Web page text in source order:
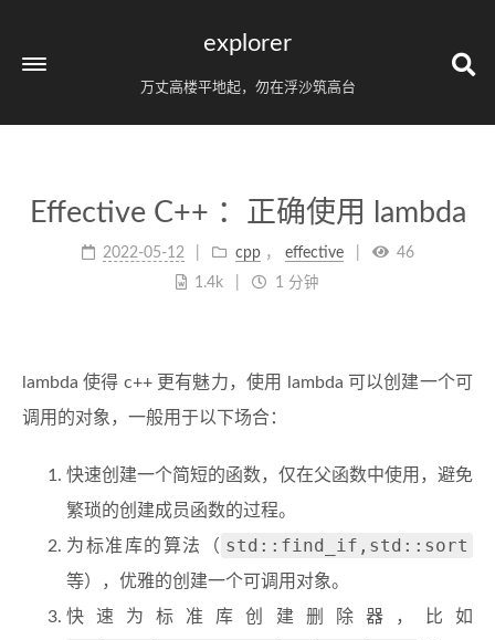
explorer
万丈高楼平地起，勿在浮沙筑高台
Effective C++ ：正确使用 lambda
2022-05-12 cpp ， effective
46
1.4k
1 分钟
lambda 使得 c++ 更有魅力，使用 lambda 可以创建一个可
调用的对象，一般用于以下场合：
快速创建一个简短的函数，仅在父函数中使用，避免
繁琐的创建成员函数的过程。
为标准库的算法（ std::find_if,std::sort
等），优雅的创建一个可调用对象。
快速为标准库创建删除器，比如